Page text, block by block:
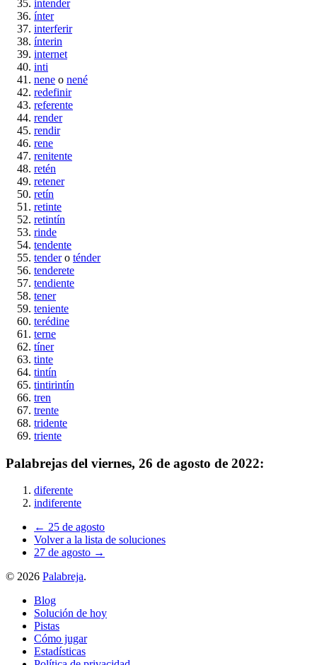
intender
ínter
interferir
ínterin
internet
inti
nene o nené
redefinir
referente
render
rendir
rene
renitente
retén
retener
retín
retinte
retintín
rinde
tendente
tendero ténder
tenderete
tendiente
tener
teniente
terédine
terne
tíner
tinte
tintín
tintirintín
tren
trente
tridente
triente
Palabrejas del viernes, 26 de agosto de 2022:
diferente
indiferente
← 25 de agosto
Volver a la lista de soluciones
27 de agosto →
© 2026 Palabreja.
Blog
Solución de hoy
Pistas
Cómo jugar
Estadísticas